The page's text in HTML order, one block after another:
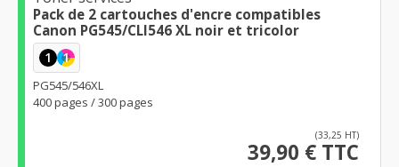
Pack de 2 cartouches d'encre compatibles
Canon PG545/CLI546 XL noir et tricolor
1 1
PG545/546XL
400 pages / 300 pages
(33,25 HT)
39,90 € TTC